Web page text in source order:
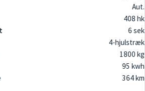
Aut.
408 hk
6 sek
4-hjulstræk
1800 kg
95 kwh
364 km